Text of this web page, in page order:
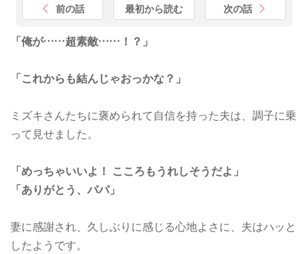
前の話 最初から読む 次の話
「俺が……超素敵……！？」
「これからも結んじゃおっかな？」
ミズキさんたちに褒められて自信を持った夫は、調子に乗
って見せました。
「めっちゃいいよ！ こころもうれしそうだよ」
「ありがとう、パパ」
妻に感謝され、久しぶりに感じる心地よさに、夫はハッと
したようです。